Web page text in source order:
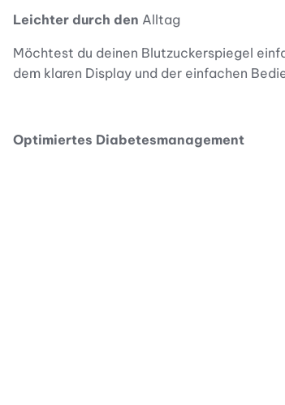
Leichter durch den Alltag
Möchtest du deinen Blutzuckerspiegel
dem klaren Display und der einfachen
Optimiertes Diabetesmanagement
was du brauchst, um sofort loszulegen: